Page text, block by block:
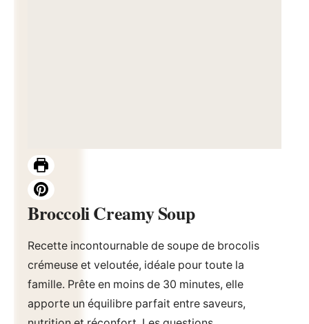
Broccoli Creamy Soup
Recette incontournable de soupe de brocolis
crémeuse et veloutée, idéale pour toute la
famille. Prête en moins de 30 minutes, elle
apporte un équilibre parfait entre saveurs,